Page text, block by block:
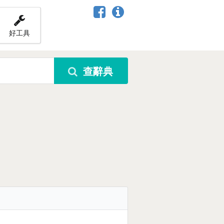
好工具
查辭典